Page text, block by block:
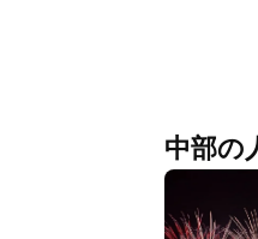
中部の